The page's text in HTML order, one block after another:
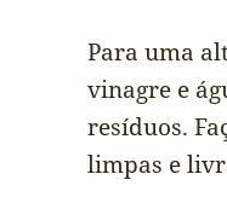
Para uma
vinagre e
resíduos.
limpas e